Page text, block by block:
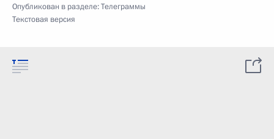
Опубликован в разделе:Телеграммы
Текстовая версия